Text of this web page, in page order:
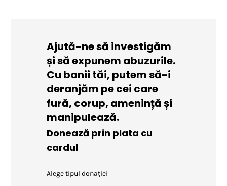
Ajută-ne să investigăm
și să expunem abuzurile.
Cu banii tăi, putem să-i
deranjăm pe cei care
fură, corup, amenință și
manipulează.
Donează prin plata cu
cardul
Alege tipul donației